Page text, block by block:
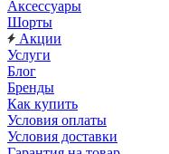
Аксессуары
Шорты
Акции
Услуги
Блог
Бренды
Как купить
Условия оплаты
Условия доставки